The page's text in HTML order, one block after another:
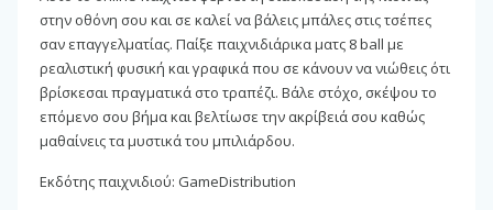
στην οθόνη σου και σε καλεί να βάλεις μπάλες στις τσέπες
σαν επαγγελματίας. Παίξε παιχνιδιάρικα ματς 8 ball με
ρεαλιστική φυσική και γραφικά που σε κάνουν να νιώθεις ότι
βρίσκεσαι πραγματικά στο τραπέζι. Βάλε στόχο, σκέψου το
επόμενο σου βήμα και βελτίωσε την ακρίβειά σου καθώς
μαθαίνεις τα μυστικά του μπιλιάρδου.
Εκδότης παιχνιδιού: GameDistribution